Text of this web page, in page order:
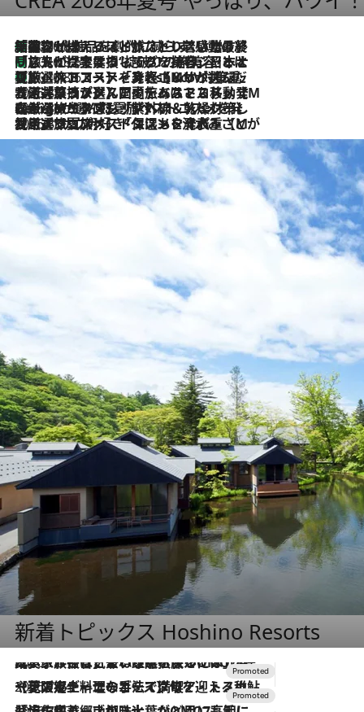
2026.8.6
「荷物が増えるほど旅ストレスは増す」美容ジャーナリストがたどり着いた最終結論。“化粧品を劇的に減らす”感動の凝縮美容とは
2026.8.6
「旅先には金髪ウィッグを持参」日本と同じメイクでは損してる!? 美容ジャーナリストが提案する“掟破りの旅美容”とは
2026.8.6
【厳選旅コスメ】「身軽さ＆UV対策重視！」ヘアアーティストshucoが選んだ夏旅ベストコスメを発表【Mサイズジップ】
2026.8.5
【厳選旅コスメ】国内をあちこち移動する河井菜摘が選んだ夏旅ベストコスメ発表！「リラックスアイテムはマスト」【Mサイズジップ】
2026.8.4
【厳選旅コスメ】「紫外線＆乾燥対策しながらメイク感も！」ヘア＆メイクGeorgeが選んだ夏旅ベストコスメを発表！【Mサイズジップ】
2026.8.3
【厳選旅コスメ】「保湿もタイパ重視！」“サウナ好き”タレント清水みさとが愛用する夏旅ベストコスメを発表！【Mサイズジップ】
新着トピックス Hoshino Resorts
2026.7.31
【ホテル帰省】という選択肢をOMOが提案。家族とほどよい距離を保つには「昼は実家、夜は気兼ねなくホテルで！」
2026.7.24
【夏限定ディナーコース】旬を迎える稚鮎や花ズッキーニなどをイタリア・トスカーナの郷土料理の手法で満喫！